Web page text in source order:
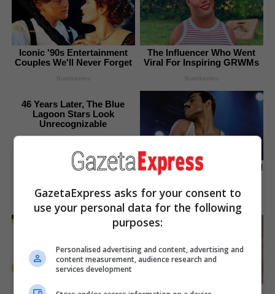
Iconic '90s Entertainment
Couples We'll Never Forget
Brainberries
The Influencer Who Went
Viral For Inspiring GRWMs
Brainberries
46 Years Later, The Blue
Lagoon Stars Look
Unrecognizable
Top 8 Movies Based On Real
Life. You Have To Watch
Brainberries
Watch The Most Discover 15 Surprising
GazetaExpress asks for your consent to
use your personal data for the following
purposes:
Personalised advertising and content, advertising and
content measurement, audience research and
services development